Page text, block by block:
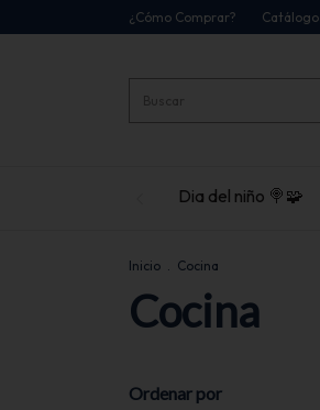
¿Cómo Comprar? Catálogo
Dia del niño 🍭🧩
Inicio . Cocina
Cocina
Ordenar por